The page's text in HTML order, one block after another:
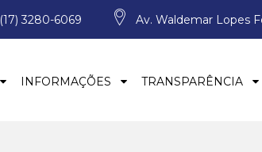
(17) 3280-6069 Av. Waldemar Lopes
INFORMAÇÕES TRANSPARÊNCIA